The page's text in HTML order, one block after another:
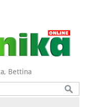
Bettina